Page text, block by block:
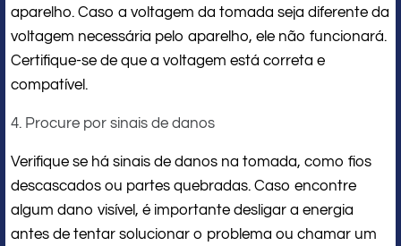
aparelho. Caso a voltagem da tomada seja diferente da
voltagem necessária pelo aparelho, ele não funcionará.
Certifique-se de que a voltagem está correta e
compatível.
4. Procure por sinais de danos
Verifique se há sinais de danos na tomada, como fios
descascados ou partes quebradas. Caso encontre
algum dano visível, é importante desligar a energia
antes de tentar solucionar o problema ou chamar um